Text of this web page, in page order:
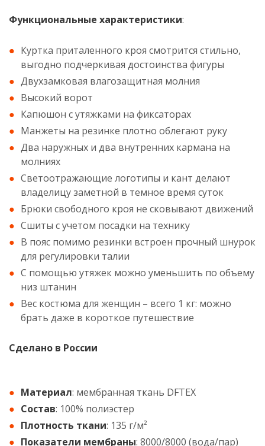
Функциональные характеристики:
Куртка приталенного кроя смотрится стильно,
выгодно подчеркивая достоинства фигуры
Двухзамковая влагозащитная молния
Высокий ворот
Капюшон с утяжками на фиксаторах
Манжеты на резинке плотно облегают руку
Два наружных и два внутренних кармана на
молниях
Светоотражающие логотипы и кант делают
владелицу заметной в темное время суток
Брюки свободного кроя не сковывают движений
Сшиты с учетом посадки на технику
В пояс помимо резинки встроен прочный шнурок
для регулировки талии
С помощью утяжек можно уменьшить по объему
низ штанин
Вес костюма для женщин – всего 1 кг: можно
брать даже в короткое путешествие
Сделано в России
Материал: мембранная ткань DFTEX
Состав: 100% полиэстер
Плотность ткани: 135 г/м²
Показатели мембраны: 8000/8000 (вода/пар)